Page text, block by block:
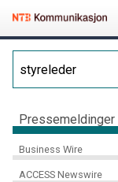
Pressemeldinger
Business Wire
ACCESS Newswire